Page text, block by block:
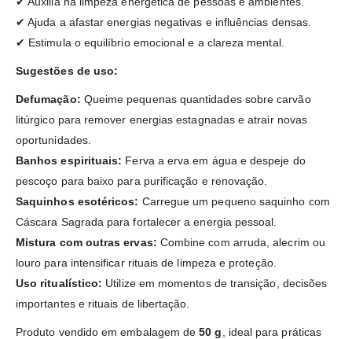
✔ Ajuda a afastar energias negativas e influências densas.
✔ Estimula o equilíbrio emocional e a clareza mental.
Sugestões de uso:
Defumação: Queime pequenas quantidades sobre carvão
litúrgico para remover energias estagnadas e atrair novas
oportunidades.
Banhos espirituais: Ferva a erva em água e despeje do
pescoço para baixo para purificação e renovação.
Saquinhos esotéricos: Carregue um pequeno saquinho com
Cáscara Sagrada para fortalecer a energia pessoal.
Mistura com outras ervas: Combine com arruda, alecrim ou
louro para intensificar rituais de limpeza e proteção.
Uso ritualístico: Utilize em momentos de transição, decisões
importantes e rituais de libertação.
Produto vendido em embalagem de50 g , ideal para práticas